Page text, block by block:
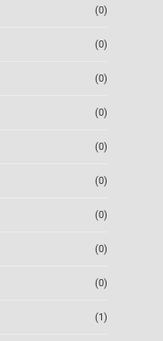
(0)
(0)
(0)
(0)
(0)
(0)
(0)
(0)
(0)
(1)